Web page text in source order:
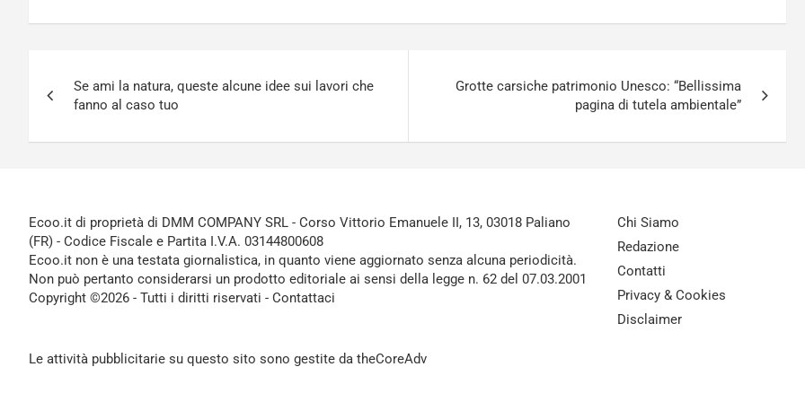
articoli
Se ami la natura, queste alcune idee sui lavori che
fanno al caso tuo
Grotte carsiche patrimonio Unesco: “Bellissima
pagina di tutela ambientale”
Ecoo.it di proprietà di DMM COMPANY SRL - Corso Vittorio Emanuele II, 13, 03018 Paliano
(FR) - Codice Fiscale e Partita I.V.A. 03144800608
Ecoo.it non è una testata giornalistica, in quanto viene aggiornato senza alcuna periodicità.
Non può pertanto considerarsi un prodotto editoriale ai sensi della legge n. 62 del 07.03.2001
Copyright ©2026 - Tutti i diritti riservati - Contattaci
Le attività pubblicitarie su questo sito sono gestite da theCoreAdv
Chi Siamo
Redazione
Contatti
Privacy & Cookies
Disclaimer